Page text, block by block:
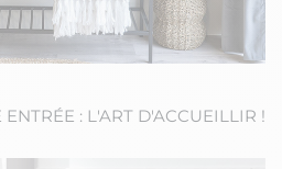
: L'ART D'ACCUEILLIR !